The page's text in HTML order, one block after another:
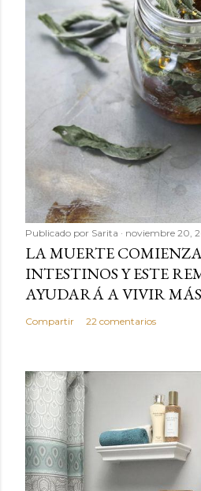
Publicado por Sarita noviembre 20,
LA MUERTE
INTESTINOS Y ESTE
AYUDARÁ A VIVIR
Compartir 22 comentarios